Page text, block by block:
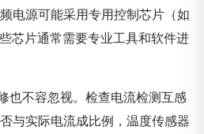
电源可能采用专用控制芯片（如
芯片通常需要专业工具和软件进
也不容忽视。检查电流检测互感
与实际电流成比例，温度传感器